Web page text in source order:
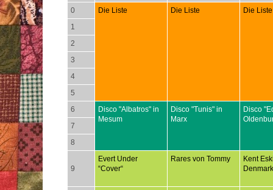
0 Die Liste Die Liste
Die Liste
1
2
3
4
5
6
Disco "Albatros" in
Mesum
Disco "Tunis" in
Marx
Disco
7
8
9
Evert Under
“Cover“
Rares von Tommy
Kent
Denmark